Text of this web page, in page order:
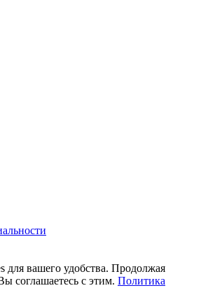
для вашего удобства. Продолжая
соглашаетесь с этим. Политика